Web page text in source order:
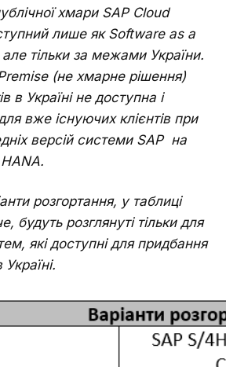
хмари SAP Cloud
лише як Software as a
тільки за межами України.
(не хмарне рішення)
в Україні не доступна і
вже існуючих клієнтів при
версій системи SAP на
розгортання, у таблиці
будуть розглянуті тільки для
які доступні для придбання